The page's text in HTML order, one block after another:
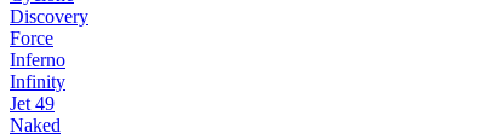
Discovery
Force
Inferno
Infinity
Jet 49
Naked